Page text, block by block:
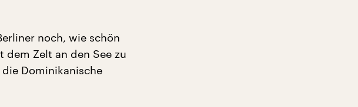
noch, wie schön
dem Zelt an den See zu
Dominikanische